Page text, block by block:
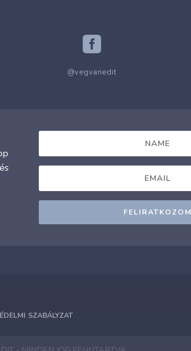

@vegvariedit
FELIRATKOZOM
SZABÁLYZAT